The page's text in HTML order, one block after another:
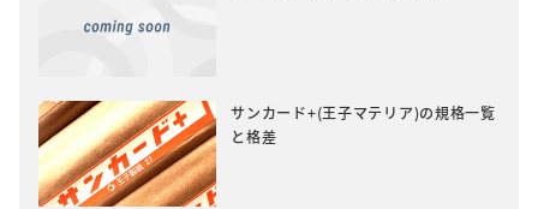
サンカード+(王子マテリア)の規格一覧
と格差